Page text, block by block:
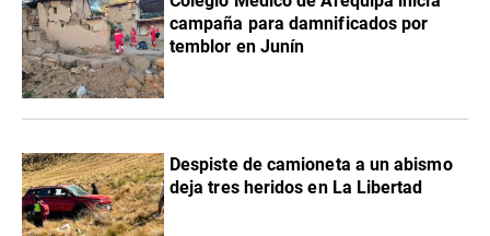
campaña para damnificados por
temblor en Junín
Despiste de camioneta a un abismo
deja tres heridos en La Libertad